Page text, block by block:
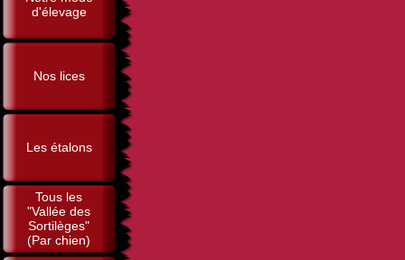
d'élevage
Nos lices
Les étalons
Tous les
"Vallée des
Sortilèges"
(Par chien)